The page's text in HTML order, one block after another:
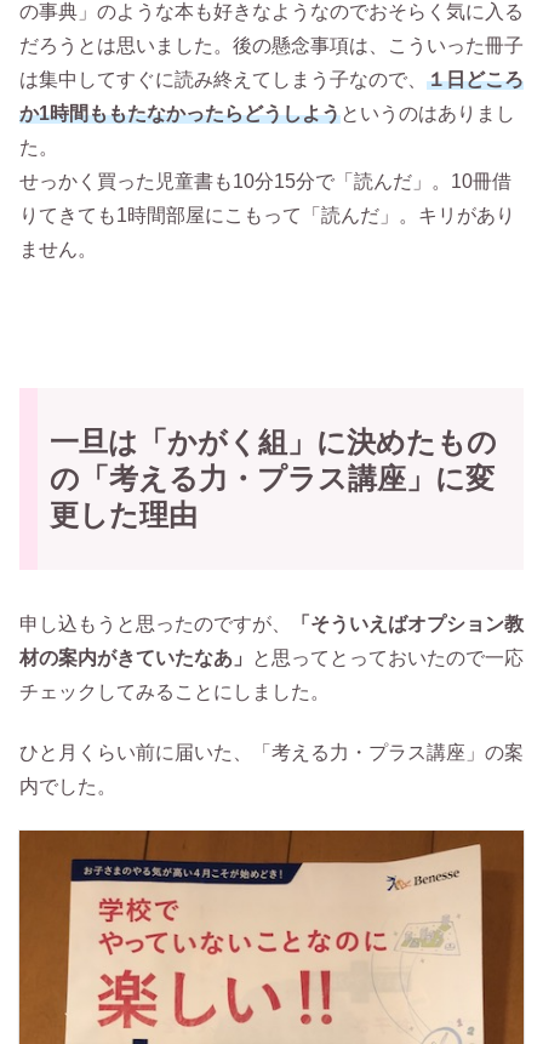
の事典」のような本も好きなようなのでおそらく気に入る
だろうとは思いました。後の懸念事項は、こういった冊子
は集中してすぐに読み終えてしまう子なので、 １日どころ
か1時間ももたなかったらどうしようというのはありまし
た。
せっかく買った児童書も10分15分で「読んだ」。10冊借
りてきても1時間部屋にこもって「読んだ」。キリがあり
ません。
一旦は「かがく組」に決めたもの
の「考える力・プラス講座」に変
更した理由
申し込もうと思ったのですが、
「そういえばオプション教
材の案内がきていたなあ」
と思ってとっておいたので一応
チェックしてみることにしました。
ひと月くらい前に届いた、「考える力・プラス講座」の案
内でした。